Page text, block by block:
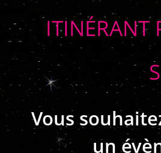
ITINÉRANT
Vous
un